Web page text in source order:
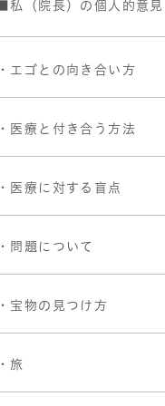
私（院長）の個人的意見
エゴとの向き合い方
医療と付き合う方法
医療に対する盲点
問題について
宝物の見つけ方
旅